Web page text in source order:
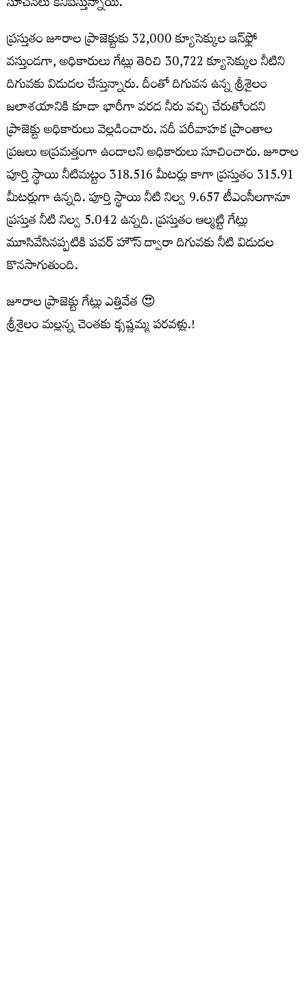
ప్రస్తుతం జూరాల ప్రాజెక్టుకు 32,000 క్యూసెక్కుల ఇన్‌ఫ్లో
వస్తుండగా, అధికారులు గేట్లు తెరిచి 30,722 క్యూసెక్కుల నీటిని
దిగువకు విడుదల చేస్తున్నారు. దీంతో దిగువన ఉన్న శ్రీశైలం
జలాశయానికి కూడా భారీగా వరద నీరు వచ్చి చేరుతోందని
ప్రాజెక్టు అధికారులు వెల్లడించారు. నదీ పరీవాహక ప్రాంతాల
ప్రజలు అప్రమత్తంగా ఉండాలని అధికారులు సూచించారు. జూరాల
పూర్తి స్థాయి నీటిమట్టం 318.516 మీటర్లు కాగా ప్రస్తుతం 315.91
మీటర్లుగా ఉన్నది. పూర్తి స్థాయి నీటి నిల్వ 9.657 టీఎంసీలగానూ
ప్రస్తుత నీటి నిల్వ 5.042 ఉన్నది. ప్రస్తుతం ఆల్మట్టి గేట్లు
మూసివేసినప్పటికి పవర్ హౌస్ ద్వారా దిగువకు నీటి విడుదల
కొనసాగుతుంది.
జూరాల ప్రాజెక్టు గేట్లు ఎత్తివేత 😍
శ్రీశైలం మల్లన్న చెంతకు కృష్ణమ్మ పరవళ్లు.!